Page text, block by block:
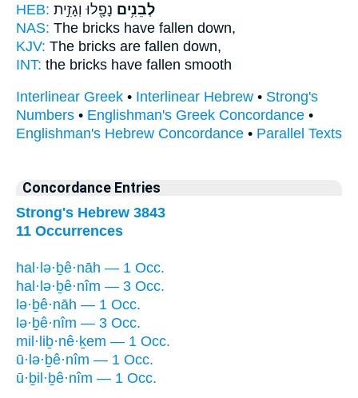
HEB:
לְבֵנִ֥ים נָפָ֖לוּ וְגָזִ֣ית
NAS: The bricks have fallen down,
KJV: The bricks are fallen down,
INT: the bricks have fallen smooth
Interlinear Greek • Interlinear Hebrew • Strong's
Numbers • Englishman's Greek Concordance •
Englishman's Hebrew Concordance • Parallel Texts
Concordance Entries
Strong's Hebrew 3843
11 Occurrences
hal·lə·ḇê·nāh — 1 Occ.
hal·lə·ḇê·nîm — 3 Occ.
lə·ḇê·nāh — 1 Occ.
lə·ḇê·nîm — 3 Occ.
mil·liḇ·nê·ḵem — 1 Occ.
ū·lə·ḇê·nîm — 1 Occ.
ū·ḇil·ḇê·nîm — 1 Occ.